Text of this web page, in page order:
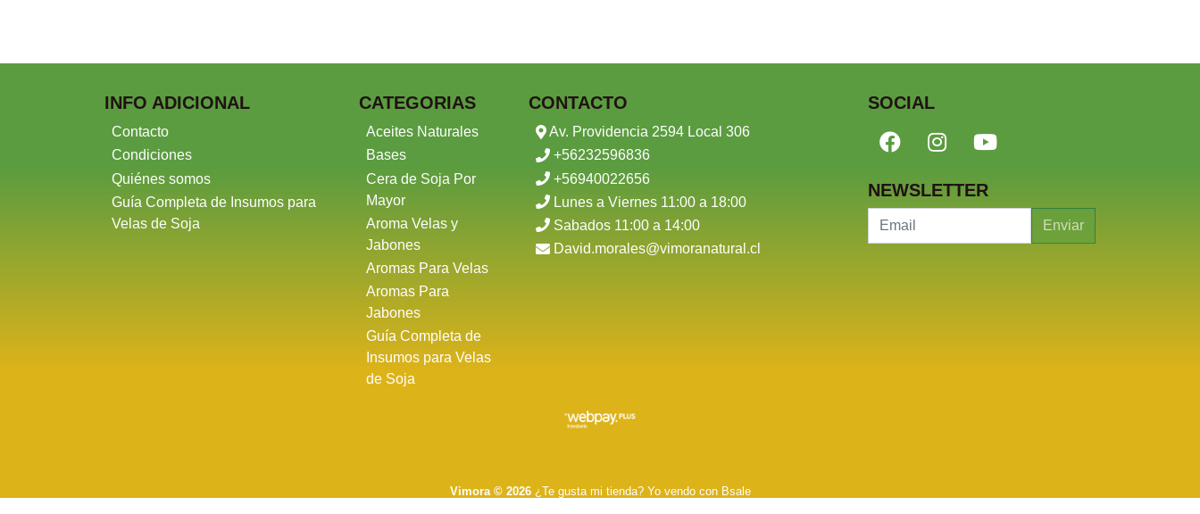
INFO ADICIONAL
Contacto
Condiciones
Quiénes somos
Guía Completa de Insumos para
Velas de Soja
CATEGORIAS
Aceites Naturales
Bases
Cera de Soja Por
Mayor
Aroma Velas y
Jabones
Aromas Para Velas
Aromas Para
Jabones
Guía Completa de
Insumos para Velas
de Soja
CONTACTO
Av. Providencia 2594 Local 306
+56232596836
+56940022656
Lunes a Viernes 11:00 a 18:00
Sabados 11:00 a 14:00
David.morales@vimoranatural.cl
SOCIAL
NEWSLETTER
Enviar
Vimora © 2026¿Te gusta mi tienda? Yo vendo con Bsale